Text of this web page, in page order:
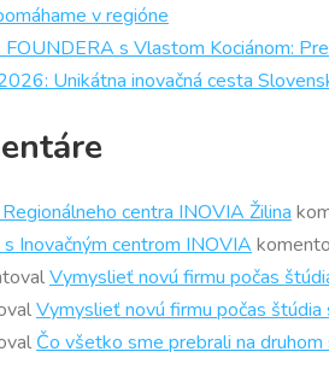
v regióne
s Vlastom Kociánom:
Unikátna inovačná cesta
centra INOVIA Žilina
Inovačným centrom INOVIA
Vymyslieť novú firmu počas
Vymyslieť novú firmu počas štúdia
Čo všetko sme prebrali na